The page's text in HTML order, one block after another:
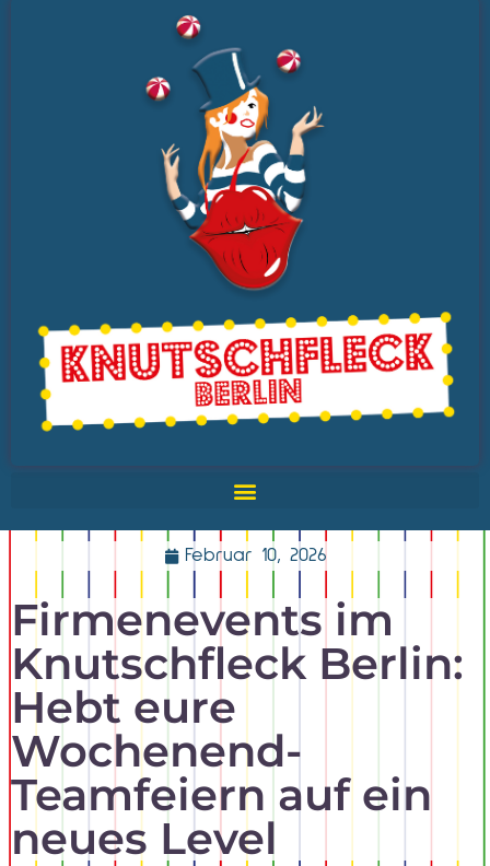
Februar 10, 2026
Firmenevents im
Knutschfleck Berlin:
Hebt eure
Wochenend-
Teamfeiern auf ein
neues Level